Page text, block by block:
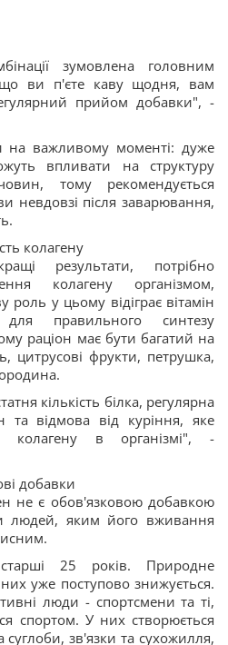
зумовлена ​​головним
ви п'єте каву щодня, вам
прийом добавки", -
на важливому моменті: дуже
впливати на структуру
тому рекомендується
невдовзі після заварювання,
колагену
результати, потрібно
колагену організмом,
роль у цьому відіграє вітамін
правильного синтезу
раціон має бути багатий на
цитрусові фрукти, петрушка,
кількість білка, регулярна
та відмова від куріння, яке
колагену в організмі", -
добавки
не є обов'язковою добавкою
людей, яким його вживання
25 років. Природне
уже поступово знижується.
люди - спортсмени та ті,
спортом. У них створюється
зв'язки та сухожилля,